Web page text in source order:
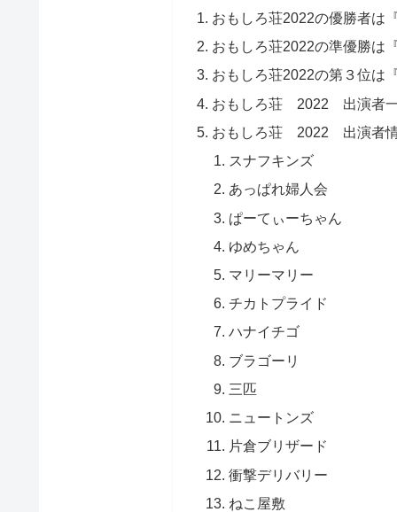
おもしろ荘2022の優勝者は
おもしろ荘2022の準優勝は
おもしろ荘2022の第３位は
おもしろ荘 2022 出演者
おもしろ荘 2022 出演者
スナフキンズ
あっぱれ婦人会
ぱーてぃーちゃん
ゆめちゃん
マリーマリー
チカトプライド
ハナイチゴ
ブラゴーリ
三匹
ニュートンズ
片倉ブリザード
衝撃デリバリー
ねこ屋敷